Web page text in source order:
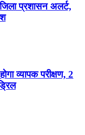
जिला प्रशासन अलर्ट,
व्यापक परीक्षण, 2